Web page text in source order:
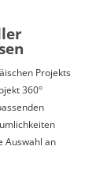
Projekts
360°
Auswahl an